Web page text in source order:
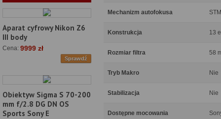
Aparat cyfrowy Nikon Z6
III body
Cena: 9999 zł
Sprawdź
Obiektyw Sigma S 70-200
mm f/2.8 DG DN OS
Sports Sony E
Mechanizm autofokusa STM
Konstrukcja 13
Rozmiar filtra 58
Tryb Makro Nie
Stabilizacja Nie
Dostępne mocowania